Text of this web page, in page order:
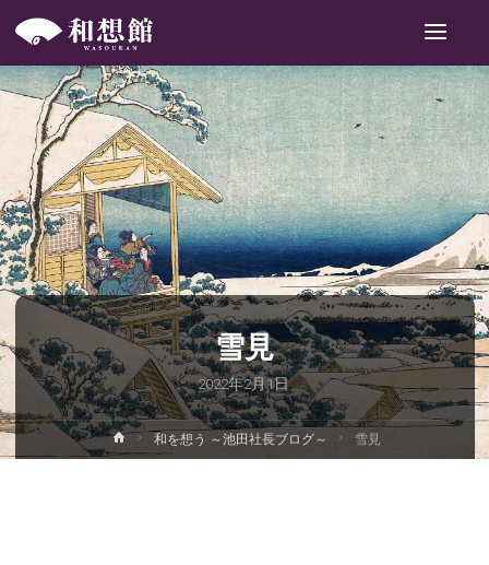
雪見
2022年2月1日
ホ
ー
和を想う ～池田社長ブログ～ 雪見